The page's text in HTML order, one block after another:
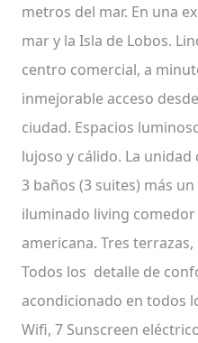
metros del mar. En una
mar y la Isla de Lobos.
centro comercial, a
inmejorable acceso
ciudad. Espacios
lujoso y cálido. La
3 baños (3 suites) más
iluminado living
americana. Tres
Todos los detalle de
acondicionado en todos
Wifi, 7 Sunscreen